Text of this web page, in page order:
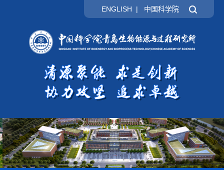
ENGLISH | 中国科学院